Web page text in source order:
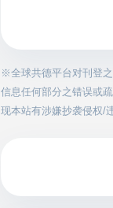
※全球共德平台对刊登
信息任何部分之错误或
现本站有涉嫌抄袭侵权/